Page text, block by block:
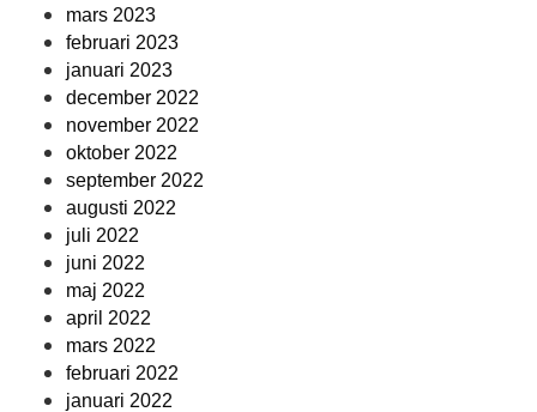
mars 2023
februari 2023
januari 2023
december 2022
november 2022
oktober 2022
september 2022
augusti 2022
juli 2022
juni 2022
maj 2022
april 2022
mars 2022
februari 2022
januari 2022